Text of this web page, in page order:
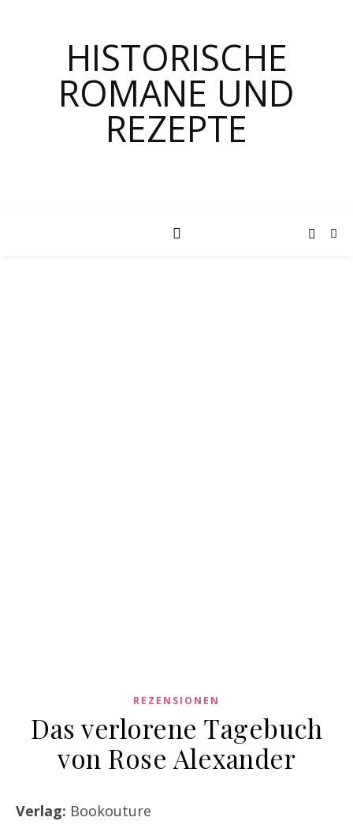
HISTORISCHE
ROMANE UND
REZEPTE
REZENSIONEN
Das verlorene Tagebuch
von Rose Alexander
Verlag: Bookouture